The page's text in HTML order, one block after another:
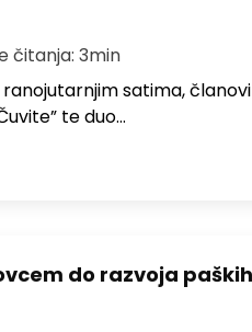
čitanja: 3min
ranojutarnjim satima,
te duo…
do razvoja